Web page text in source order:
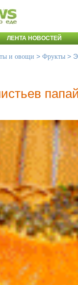
ЛЕНТА НОВОСТЕЙ
и овощи > Фрукты >